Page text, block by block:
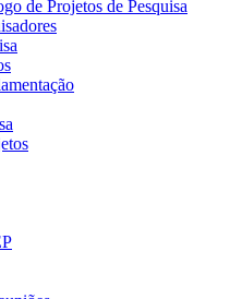
de Projetos de Pesquisa